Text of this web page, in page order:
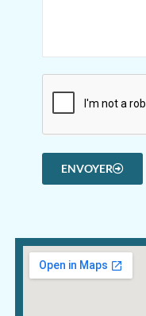
ENVOYER